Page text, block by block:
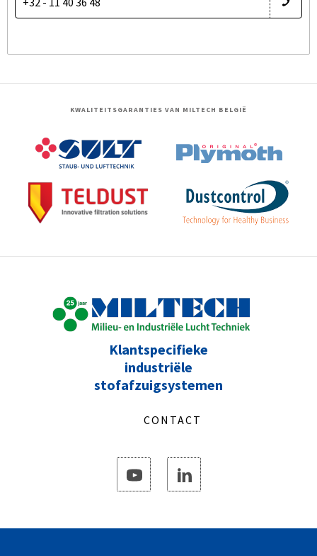
KWALITEITSGARANTIES VAN MILTECH BELGIË
Klantspecifieke
industriële
stofafzuigsystemen
CONTACT